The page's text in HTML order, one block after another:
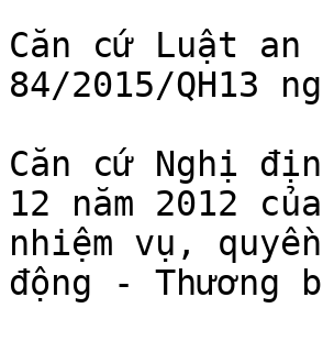
Căn cứ Luật
84/2015/QH13
Căn cứ Nghị
12 năm 2012
nhiệm vụ,
động - Thương